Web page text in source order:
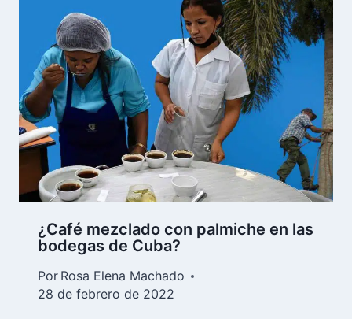
¿Café mezclado con palmiche en las
bodegas de Cuba?
Por Rosa Elena Machado
28 de febrero de 2022